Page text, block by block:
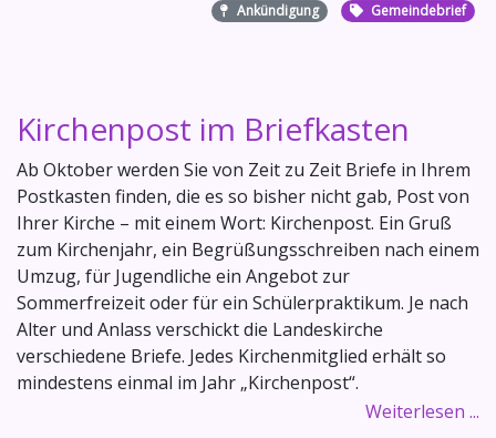
Ankündigung
Gemeindebrief
Kirchenpost im Briefkasten
Ab Oktober werden Sie von Zeit zu Zeit Briefe in Ihrem
Postkasten finden, die es so bisher nicht gab, Post von
Ihrer Kirche – mit einem Wort: Kirchenpost. Ein Gruß
zum Kirchenjahr, ein Begrüßungsschreiben nach einem
Umzug, für Jugendliche ein Angebot zur
Sommerfreizeit oder für ein Schülerpraktikum. Je nach
Alter und Anlass verschickt die Landeskirche
verschiedene Briefe. Jedes Kirchenmitglied erhält so
mindestens einmal im Jahr „Kirchenpost“.
Weiterlesen ...